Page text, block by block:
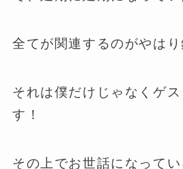
全てが関連するのがやは
それは僕だけじゃなくゲ
す！
その上でお世話になって